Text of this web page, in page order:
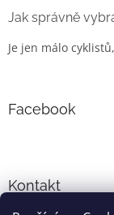
Jak správně
Je jen málo
Facebook
Kontakt